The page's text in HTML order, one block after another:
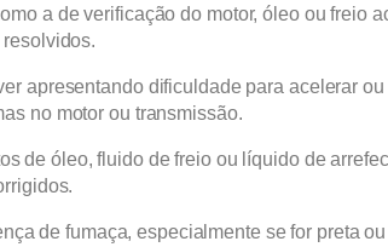
a de verificação do motor, óleo ou freio
apresentando dificuldade para acelerar
no motor ou transmissão.
de óleo, fluido de freio ou líquido de
de fumaça, especialmente se for preta